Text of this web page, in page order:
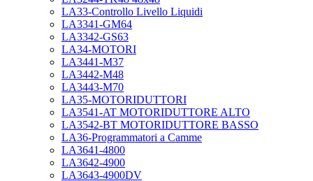
LA33-Controllo Livello Liquidi
LA3341-GM64
LA3342-GS63
LA34-MOTORI
LA3441-M37
LA3442-M48
LA3443-M70
LA35-MOTORIDUTTORI
LA3541-AT MOTORIDUTTORE ALTO
LA3542-BT MOTORIDUTTORE BASSO
LA36-Programmatori a Camme
LA3641-4800
LA3642-4900
LA3643-4900DV